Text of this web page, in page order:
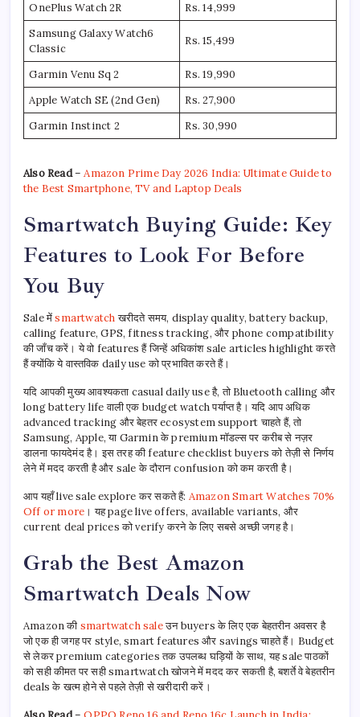
OnePlus Watch 2R
Rs. 14,999
Samsung Galaxy Watch6
Classic
Rs. 15,499
Garmin Venu Sq 2
Rs. 19,990
Apple Watch SE (2nd Gen)
Rs. 27,900
Garmin Instinct 2
Rs. 30,990
Also Read–Amazon Prime Day 2026 India: Ultimate Guide to
the Best Smartphone, TV and Laptop Deals
Smartwatch Buying Guide: Key
Features to Look For Before
You Buy
Sale मेंsmartwatchखरीदते समय, display quality, battery backup,
calling feature, GPS, fitness tracking, और phone compatibility
की जाँच करें। ये वो features हैं जिन्हें अधिकांश sale articles highlight करते
हैं क्योंकि ये वास्तविक daily use को प्रभावित करते हैं।
यदि आपकी मुख्य आवश्यकता casual daily use है, तो Bluetooth calling और
long battery life वाली एक budget watch पर्याप्त है। यदि आप अधिक
advanced tracking और बेहतर ecosystem support चाहते हैं, तो
Samsung, Apple, या Garmin के premium मॉडल्स पर करीब से नज़र
डालना फायदेमंद है। इस तरह की feature checklist buyers को तेज़ी से निर्णय
लेने में मदद करती है और sale के दौरान confusion को कम करती है।
आप यहाँ live sale explore कर सकते हैं: Amazon Smart Watches 70%
Off or more । यह page live offers, available variants, और
current deal prices को verify करने के लिए सबसे अच्छी जगह है।
Grab the Best Amazon
Smartwatch Deals Now
Amazon की smartwatch saleउन buyers के लिए एक बेहतरीन अवसर है
जो एक ही जगह पर style, smart features और savings चाहते हैं। Budget
से लेकर premium categories तक उपलब्ध घड़ियों के साथ, यह sale पाठकों
को सही कीमत पर सही smartwatch खोजने में मदद कर सकती है, बशर्ते वे बेहतरीन
deals के खत्म होने से पहले तेज़ी से खरीदारी करें।